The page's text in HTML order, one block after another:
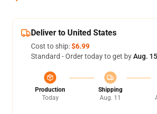
Deliver to United States
Cost to ship:$6.99
Standard - Order today to get byAug.
Production
Today
Shipping
Aug. 11